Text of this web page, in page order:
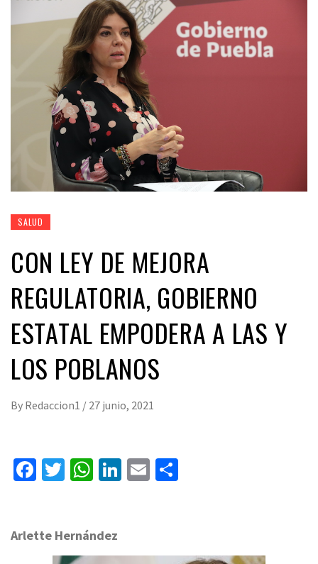
SALUD
CON LEY DE MEJORA
REGULATORIA, GOBIERNO
ESTATAL EMPODERA A LAS Y
LOS POBLANOS
By Redaccion1 / 27 junio, 2021
Facebook
Twitter
WhatsApp
LinkedIn
Email
Arlette Hernández